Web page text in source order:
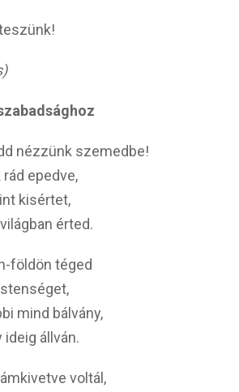
nézzünk szemedbe!
epedve,
kisértet,
érted.
földön téged
mind bálvány,
ideig állván.
voltál,